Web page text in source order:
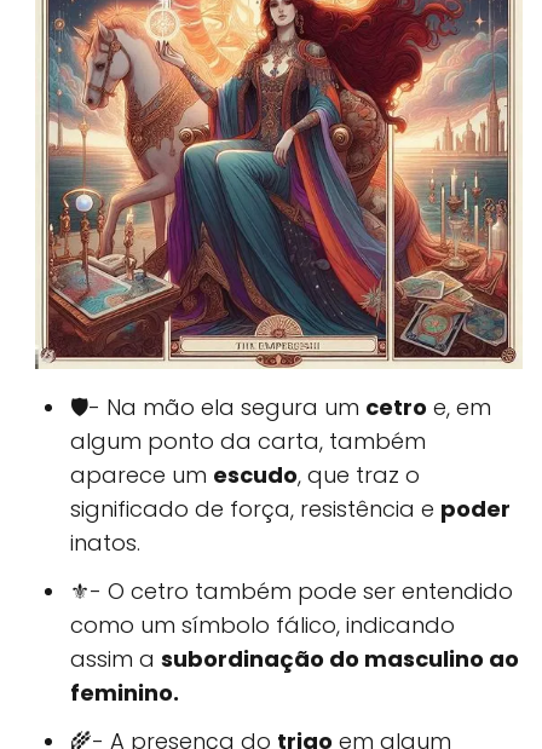
🛡- Na mão ela segura um cetro e, em
algum ponto da carta, também
aparece um escudo, que traz o
significado de força, resistência e poder
inatos.
⚜️- O cetro também pode ser entendido
como um símbolo fálico, indicando
assim a subordinação do masculino ao
feminino.
🌾- A presença do trigo em algum